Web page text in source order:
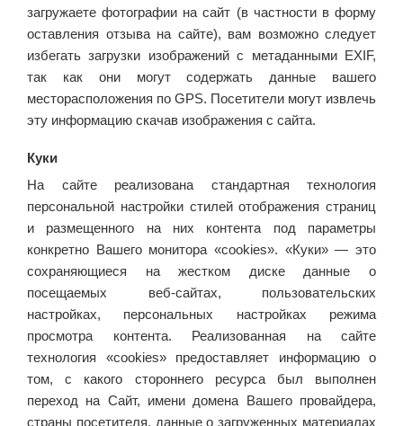
загружаете фотографии на сайт (в частности в форму
оставления отзыва на сайте), вам возможно следует
избегать загрузки изображений с метаданными EXIF,
так как они могут содержать данные вашего
месторасположения по GPS. Посетители могут извлечь
эту информацию скачав изображения с сайта.
Куки
На сайте реализована стандартная технология
персональной настройки стилей отображения страниц
и размещенного на них контента под параметры
конкретно Вашего монитора «cookies». «Куки» — это
сохраняющиеся на жестком диске данные о
посещаемых веб-сайтах, пользовательских
настройках, персональных настройках режима
просмотра контента. Реализованная на сайте
технология «cookies» предоставляет информацию о
том, с какого стороннего ресурса был выполнен
переход на Сайт, имени домена Вашего провайдера,
страны посетителя, данные о загруженных материалах